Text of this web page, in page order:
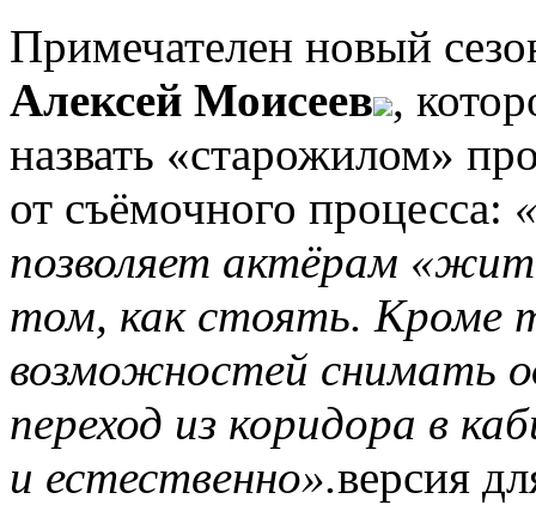
Примечателен новый
Алексей Моисеев ,
назвать «старожилом»
от съёмочного процесса:
позволяет актёрам
том, как стоять. Кроме
возможностей снимать
переход из коридора в
и естественно».версия